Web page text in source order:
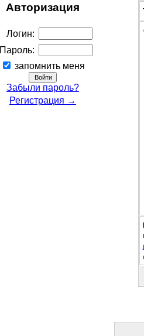
Авторизация
Логин:
Пароль:
запомнить меня
Забыли пароль?
Регистрация →